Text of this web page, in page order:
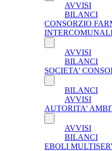
AVVISI
BILANCI
CONSORZIO
AVVISI
BILANCI
SOCIETA'
BILANCI
AVVISI
AUTORITA'
AVVISI
BILANCI
EBOLI